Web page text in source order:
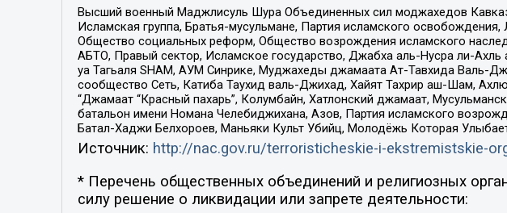
Высший военный Маджлисуль Шура Объединенных сил моджахедов
Исламская группа, Братья-мусульмане, Партия исламского
Общество социальных реформ, Общество возрождения исламского
АБТО, Правый сектор, Исламское государство, Джабха аль-Нусра ли-
уа Тагьаля SHAM, АУМ Синрике, Муджахеды джамаата Ат-Тавхида Валь-
сообщество Сеть, Катиба Таухид валь-Джихад, Хайят Тахрир аш-Шам,
“Джамаат “Красный пахарь”, Колумбайн, Хатлонский джамаат,
батальон имени Номана Челебиджихана, Азов, Партия исламского
Батал-Хаджи Белхороев, Маньяки Культ Убийц, Молодёжь Которая
Источник: http://nac.gov.ru/terroristicheskie-i-ekstremistskie-
* Перечень общественных объединений и религиозных
силу решение о ликвидации или запрете деятельности: